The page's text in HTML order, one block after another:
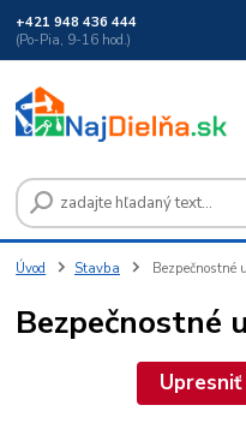
+421 948 436 444
(Po-Pia, 9-16 hod.)
Úvod Stavba Bezpečnostné
Bezpečnostné